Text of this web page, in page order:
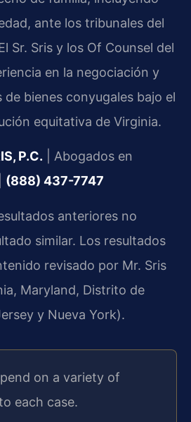
ante los tribunales del
Sr. Sris y los Of Counsel del
en la negociación y
bienes conyugales bajo el
equitativa de Virginia.
P.C. | Abogados en
(888) 437-7747
anteriores no
similar. Los resultados
revisado por Mr. Sris
Maryland, Distrito de
y Nueva York).
on a variety of
each case.